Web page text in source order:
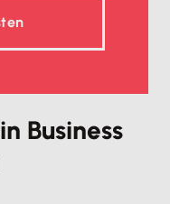
Business